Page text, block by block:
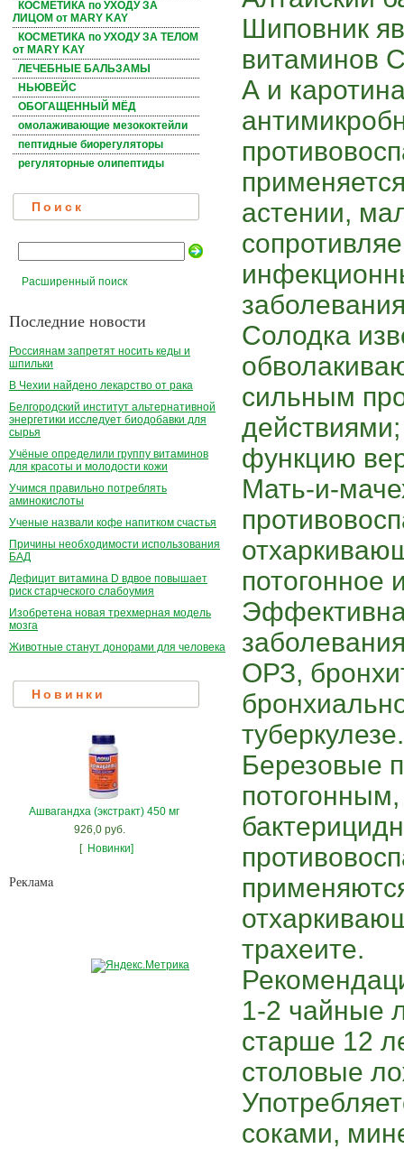
КОСМЕТИКА по УХОДУ ЗА
ЛИЦОМ от MARY KAY
КОСМЕТИКА по УХОДУ ЗА ТЕЛОМ
от MARY KAY
ЛЕЧЕБНЫЕ БАЛЬЗАМЫ
НЬЮВЕЙС
ОБОГАЩЕННЫЙ МЁД
омолаживающие мезококтейли
пептидные биорегуляторы
регуляторные олипептиды
Поиск
Расширенный поиск
Последние новости
Россиянам запретят носить кеды и
шпильки
В Чехии найдено лекарство от рака
Белгородский институт альтернативной
энергетики исследует биодобавки для
сырья
Учёные определили группу витаминов
для красоты и молодости кожи
Учимся правильно потреблять
аминокислоты
Ученые назвали кофе напитком счастья
Причины необходимости использования
БАД
Дефицит витамина D вдвое повышает
риск старческого слабоумия
Изобретена новая трехмерная модель
мозга
Животные станут донорами для человека
Новинки
Ашвагандха (экстракт) 450 мг
926,0 руб.
[ Новинки]
Рекламa
Шиповник
витаминов
А и
астении,
Солодка
сильным
функцию
Мать-и-
потогонное
Эффективна
ОРЗ,
туберкулезе.
Березовые
трахеите.
1-2 чайные
старше 12
столовые
соками,